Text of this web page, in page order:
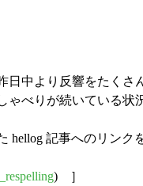
日中より反響をたく
べりが続いている
記事へのリンク
) ］